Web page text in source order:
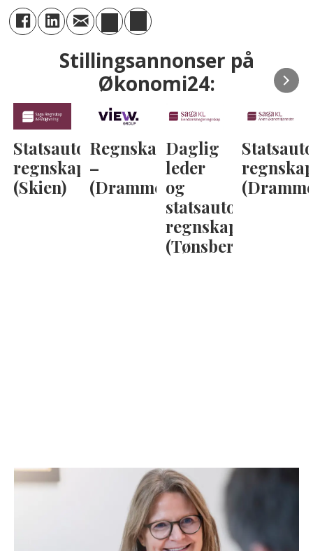
Stillingsannonser på
Økonomi24:
Statsautorisert
regnskapsfører
(Skien)
Regnskapskonsulent
–
(Drammen)
Daglig
leder
og
statsautorisert
regnskapsfører
(Tønsberg)